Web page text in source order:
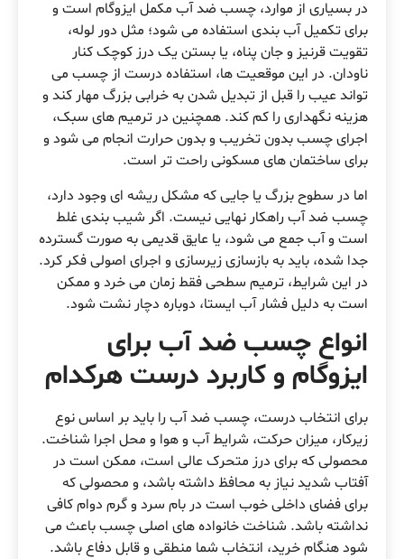
در بسیاری از موارد، چسب ضد آب مکمل ایزوگام است و
برای تکمیل آب بندی استفاده می شود؛ مثل دور لوله،
تقویت قرنیز و جان پناه، یا بستن یک درز کوچک کنار
ناودان. در این موقعیت ها، استفاده درست از چسب می
تواند عیب را قبل از تبدیل شدن به خرابی بزرگ مهار کند و
هزینه نگهداری را کم کند. همچنین در ترمیم های سبک،
اجرای چسب بدون تخریب و بدون حرارت انجام می شود و
برای ساختمان های مسکونی راحت تر است.
اما در سطوح بزرگ یا جایی که مشکل ریشه ای وجود دارد،
چسب ضد آب راهکار نهایی نیست. اگر شیب بندی غلط
است و آب جمع می شود، یا عایق قدیمی به صورت گسترده
جدا شده، باید به بازسازی زیرسازی و اجرای اصولی فکر کرد.
در این شرایط، ترمیم سطحی فقط زمان می خرد و ممکن
است به دلیل فشار آب ایستا، دوباره دچار نشت شود.
انواع چسب ضد آب برای
ایزوگام و کاربرد درست هرکدام
برای انتخاب درست، چسب ضد آب را باید بر اساس نوع
زیرکار، میزان حرکت، شرایط آب و هوا و محل اجرا شناخت.
محصولی که برای درز متحرک عالی است، ممکن است در
آفتاب شدید نیاز به محافظ داشته باشد، و محصولی که
برای فضای داخلی خوب است در بام سرد و گرم دوام کافی
نداشته باشد. شناخت خانواده های اصلی چسب باعث می
شود هنگام خرید، انتخاب شما منطقی و قابل دفاع باشد.